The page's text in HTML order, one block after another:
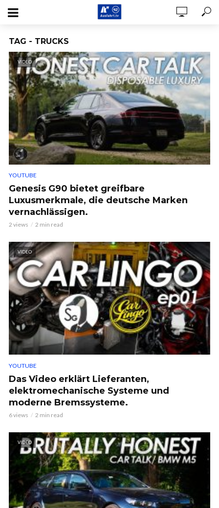
TAG - TRUCKS
VIDEO
YOUTUBE
Genesis G90 bietet greifbare
Luxusmerkmale, die deutsche Marken
vernachlässigen.
2 views 2 min read
VIDEO
YOUTUBE
Das Video erklärt Lieferanten,
elektromechanische Systeme und
moderne Bremssysteme.
6 views 2 min read
VIDEO